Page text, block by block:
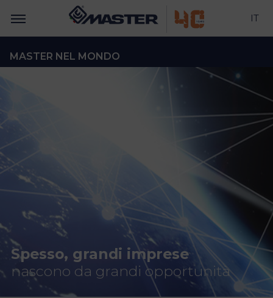
IT
MASTER NEL MONDO
Spesso, grandi imprese
nascono da grandi opportunità